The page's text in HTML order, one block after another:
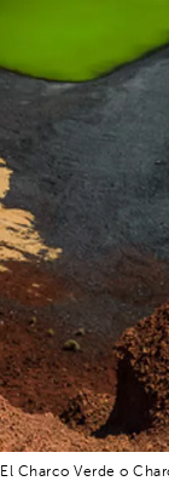
El Charco Verde o